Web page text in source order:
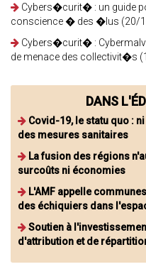
Cybers�curit� : un guide
conscience � des �lus (20/
Cybers�curit� :
de menace des collectivit�s
DANS
Covid-19, le statu quo :
des mesures sanitaires
La fusion des régions
surcoûts ni économies
L'AMF appelle
des échiquiers dans
Soutien à
d'attribution et de